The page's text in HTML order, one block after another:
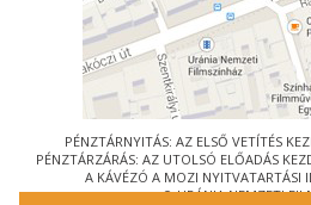
PÉNZTÁRNYITÁS: AZ ELSŐ VETÍTÉS
PÉNZTÁRZÁRÁS: AZ UTOLSÓ ELŐADÁS
A KÁVÉZÓ A MOZI NYITVATARTÁSI
© URÁNIA NEMZETI